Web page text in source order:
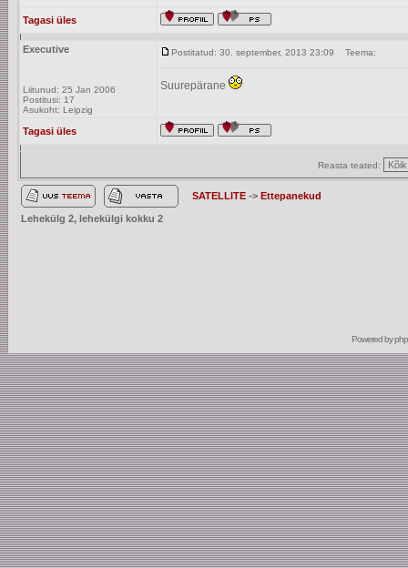
Tagasi üles
Executive
Liitunud: 25 Jan 2006
Postitusi: 17
Asukoht: Leipzig
Postitatud: 30. september, 2013 23:09 Teema:
Suurepärane
Tagasi üles
Reasta teated:
SATELLITE -> Ettepanekud
Lehekülg 2, lehekülgi kokku 2
Powered by